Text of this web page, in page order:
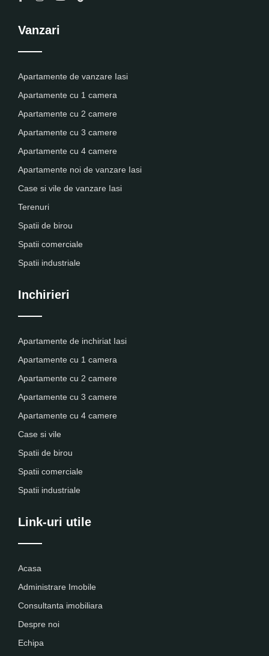
Vanzari
Apartamente de vanzare Iasi
Apartamente cu 1 camera
Apartamente cu 2 camere
Apartamente cu 3 camere
Apartamente cu 4 camere
Apartamente noi de vanzare Iasi
Case si vile de vanzare Iasi
Terenuri
Spatii de birou
Spatii comerciale
Spatii industriale
Inchirieri
Apartamente de inchiriat Iasi
Apartamente cu 1 camera
Apartamente cu 2 camere
Apartamente cu 3 camere
Apartamente cu 4 camere
Case si vile
Spatii de birou
Spatii comerciale
Spatii industriale
Link-uri utile
Acasa
Administrare Imobile
Consultanta imobiliara
Despre noi
Echipa